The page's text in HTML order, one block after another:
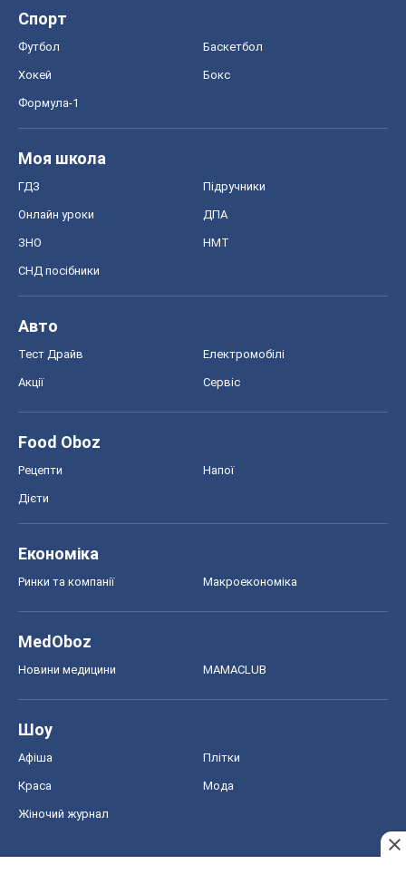
Спорт
Футбол Баскетбол
Хокей Бокс
Формула-1
Моя школа
ГДЗ Підручники
Онлайн уроки ДПА
ЗНО НМТ
СНД посібники
Авто
Тест Драйв Електромобілі
Акції Сервіс
Food Oboz
Рецепти Напої
Дієти
Економіка
Ринки та компанії Макроекономіка
MedOboz
Новини медицини MAMACLUB
Шоу
Афіша Плітки
Краса Мода
Жіночий журнал